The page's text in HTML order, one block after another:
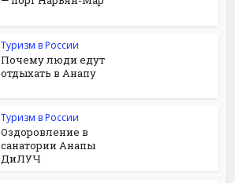
Туризм в России
Почему люди едут
отдыхать в Анапу
Туризм в России
Оздоровление в
санатории Анапы
ДиЛУЧ